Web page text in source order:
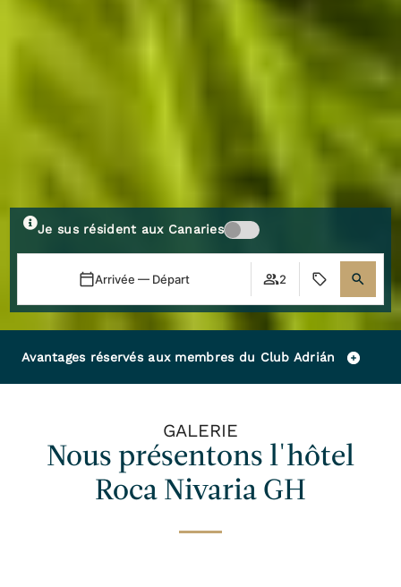
Je sus résident aux Canaries
Arrivée — Départ 2
Avantages réservés aux membres du Club Adrián
GALERIE
Nous présentons l'hôtel
Roca Nivaria GH